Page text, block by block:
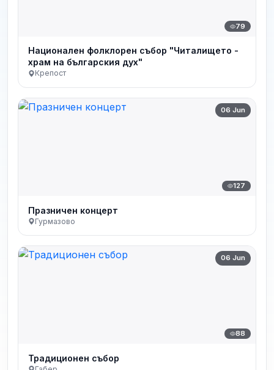
79
Национален фолклорен събор "Читалището -
храм на българския дух"
Крепост
06 Jun
127
Празничен концерт
Гурмазово
06 Jun
88
Традиционен събор